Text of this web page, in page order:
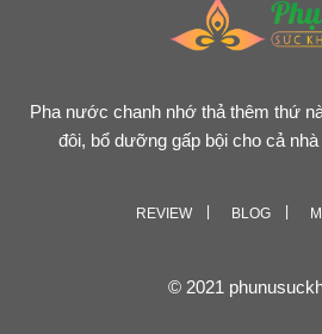
Pha nước chanh nhớ thả thêm thứ
đôi, bổ dưỡng gấp bội cho cả
REVIEW BLOG
© 2021